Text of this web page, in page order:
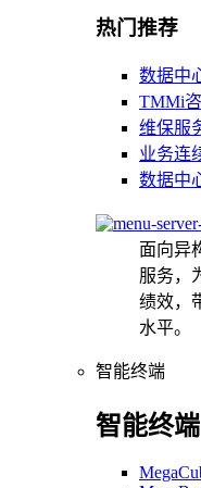
热门推荐
数据中
TMMi
维保服
业务连
数据中
面向异
服务，
绩效，
水平。
智能终端
智能终端